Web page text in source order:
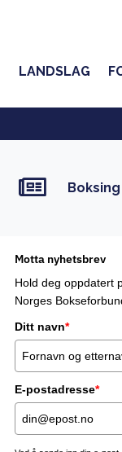
LANDSLAG
Motta nyhetsbrev
Hold deg oppdatert
Norges
Ditt navn*
E-postadresse*